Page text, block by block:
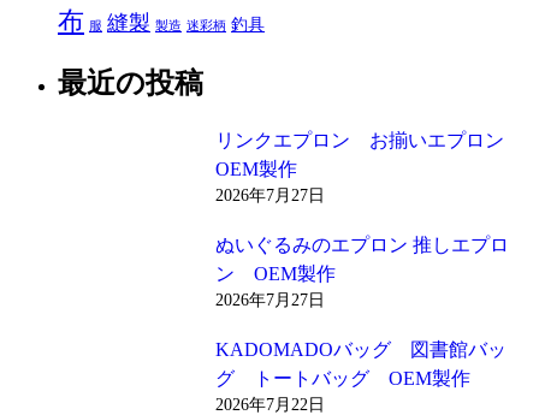
布 服 縫製 製造 迷彩柄 釣具
最近の投稿
リンクエプロン お揃いエプロン
OEM製作
2026年7月27日
ぬいぐるみのエプロン 推しエプロ
ン OEM製作
2026年7月27日
KADOMADOバッグ 図書館バッ
グ トートバッグ OEM製作
2026年7月22日